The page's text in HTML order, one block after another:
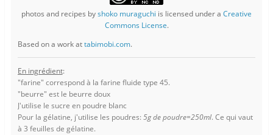
photos and recipes byshoko muraguchi is licensed under a Creative
Commons License.
Based on a work attabimobi.com.
En ingrédient:
"farine" correspond à la farine fluide type 45.
"beurre" est le beurre doux
J'utilise le sucre en poudre blanc
Pour la gélatine, j'utilise les poudres: 5g de poudre=250ml. Ce qui vaut
à 3 feuilles de gélatine.